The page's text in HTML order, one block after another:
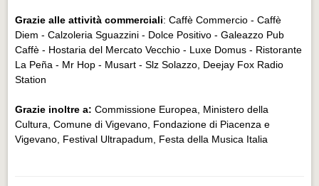
Grazie alle attività commerciali: Caffè Commercio - Caffè
Diem - Calzoleria Sguazzini - Dolce Positivo - Galeazzo Pub
Caffè - Hostaria del Mercato Vecchio - Luxe Domus - Ristorante
La Peña - Mr Hop - Musart - Slz Solazzo, Deejay Fox Radio
Station
Grazie inoltre a: Commissione Europea, Ministero della
Cultura, Comune di Vigevano, Fondazione di Piacenza e
Vigevano, Festival Ultrapadum, Festa della Musica Italia